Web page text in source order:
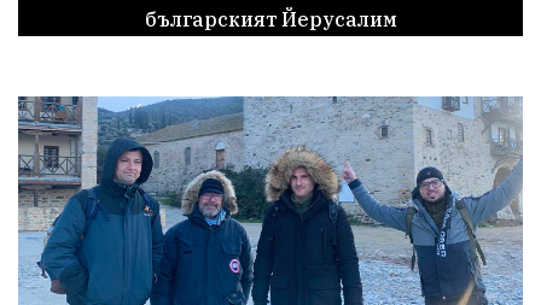
българският Йерусалим